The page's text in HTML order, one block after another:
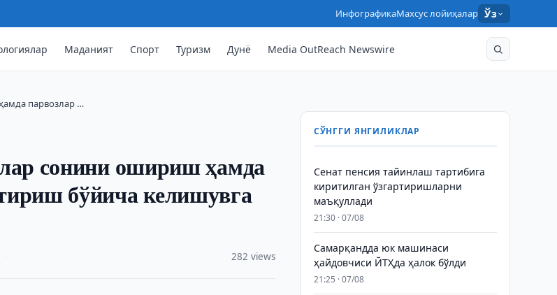
ИнфографикаМахсус лойиҳалар Ўз
Маданият Спорт Туризм Дунё Media OutReach Newswire
парвозлар …
сонини ошириш ҳамда
бўйича келишувга
282 views
СЎНГГИ ЯНГИЛИКЛАР
Сенат пенсия тайинлаш тартибига
киритилган ўзгартиришларни
маъқуллади
21:30 · 07/08
Самарқандда юк машинаси
ҳайдовчиси ЙТҲда ҳалок бўлди
21:25 · 07/08